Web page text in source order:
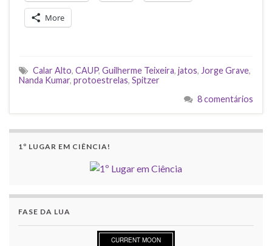
More
Calar Alto, CAUP, Guilherme Teixeira, jatos, Jorge Grave,
Nanda Kumar, protoestrelas, Spitzer
8 comentários
1º LUGAR EM CIÊNCIA!
FASE DA LUA